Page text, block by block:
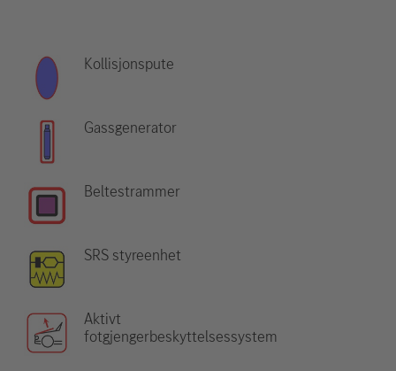
Kollisjonspute
Gassgenerator
Beltestrammer
SRS styreenhet
Aktivt
fotgjengerbeskyttelsessystem